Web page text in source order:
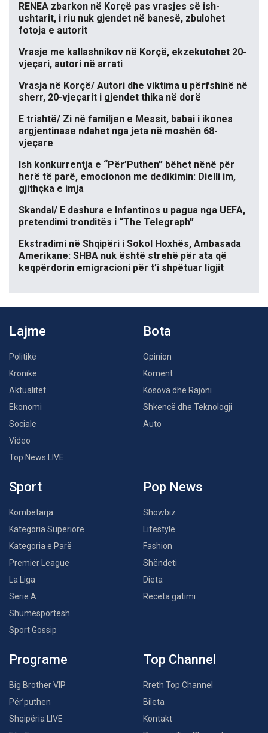
RENEA zbarkon në Korçë pas vrasjes së ish-
ushtarit, i riu nuk gjendet në banesë, zbulohet
fotoja e autorit
Vrasje me kallashnikov në Korçë, ekzekutohet 20-
vjeçari, autori në arrati
Vrasja në Korçë/ Autori dhe viktima u përfshinë në
sherr, 20-vjeçarit i gjendet thika në dorë
E trishtë/ Zi në familjen e Messit, babai i ikones
argjentinase ndahet nga jeta në moshën 68-
vjeçare
Ish konkurrentja e “Për’Puthen” bëhet nënë për
herë të parë, emocionon me dedikimin: Dielli im,
gjithçka e imja
Skandal/ E dashura e Infantinos u pagua nga UEFA,
pretendimi tronditës i “The Telegraph”
Ekstradimi në Shqipëri i Sokol Hoxhës, Ambasada
Amerikane: SHBA nuk është strehë për ata që
keqpërdorin emigracioni për t’i shpëtuar ligjit
Lajme
Politikë
Kronikë
Aktualitet
Ekonomi
Sociale
Video
Top News LIVE
Bota
Opinion
Koment
Kosova dhe Rajoni
Shkencë dhe Teknologji
Auto
Sport
Kombëtarja
Kategoria Superiore
Kategoria e Parë
Premier League
La Liga
Serie A
Shumësportësh
Sport Gossip
Pop News
Showbiz
Lifestyle
Fashion
Shëndeti
Dieta
Receta gatimi
Programe
Big Brother VIP
Për’puthen
Shqipëria LIVE
Top Channel
Rreth Top Channel
Bileta
Kontakt